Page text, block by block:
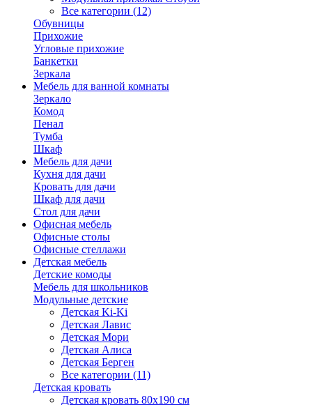
Все категории (12)
Обувницы
Прихожие
Угловые прихожие
Банкетки
Зеркала
Мебель для ванной комнаты
Зеркало
Комод
Пенал
Тумба
Шкаф
Мебель для дачи
Кухня для дачи
Кровать для дачи
Шкаф для дачи
Стол для дачи
Офисная мебель
Офисные столы
Офисные стеллажи
Детская мебель
Детские комоды
Мебель для школьников
Модульные детские
Детская Ki-Ki
Детская Лавис
Детская Мори
Детская Алиса
Детская Берген
Все категории (11)
Детская кровать
Детская кровать 80х190 см